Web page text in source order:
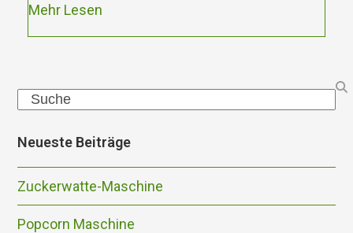
Mehr Lesen
Search
Neueste Beiträge
Zuckerwatte-Maschine
Popcorn Maschine